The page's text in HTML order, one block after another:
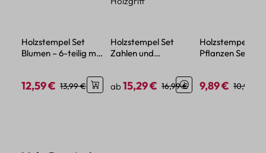
Holzstempel Set
Blumen – 6-teilig mit
Verkaufspreis:
12,59 € Regulärer Preis:
13,99 €
Holzstempel Set
Zahlen und
Holzgriff
Verkaufspreis:
ab15,29 € Regulärer Preis:
16,99 €
Holzstempel
Pflanzen Set – 3-
Verkaufspreis:
9,89 € 10,99 €